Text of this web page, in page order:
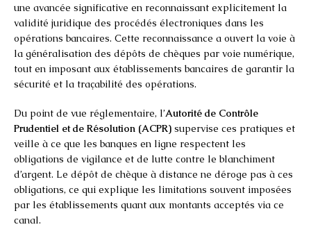
une avancée significative en reconnaissant explicitement la
validité juridique des procédés électroniques dans les
opérations bancaires. Cette reconnaissance a ouvert la voie à
la généralisation des dépôts de chèques par voie numérique,
tout en imposant aux établissements bancaires de garantir la
sécurité et la traçabilité des opérations.
Du point de vue réglementaire, l’Autorité de Contrôle
Prudentiel et de Résolution (ACPR) supervise ces pratiques et
veille à ce que les banques en ligne respectent les
obligations de vigilance et de lutte contre le blanchiment
d’argent. Le dépôt de chèque à distance ne déroge pas à ces
obligations, ce qui explique les limitations souvent imposées
par les établissements quant aux montants acceptés via ce
canal.